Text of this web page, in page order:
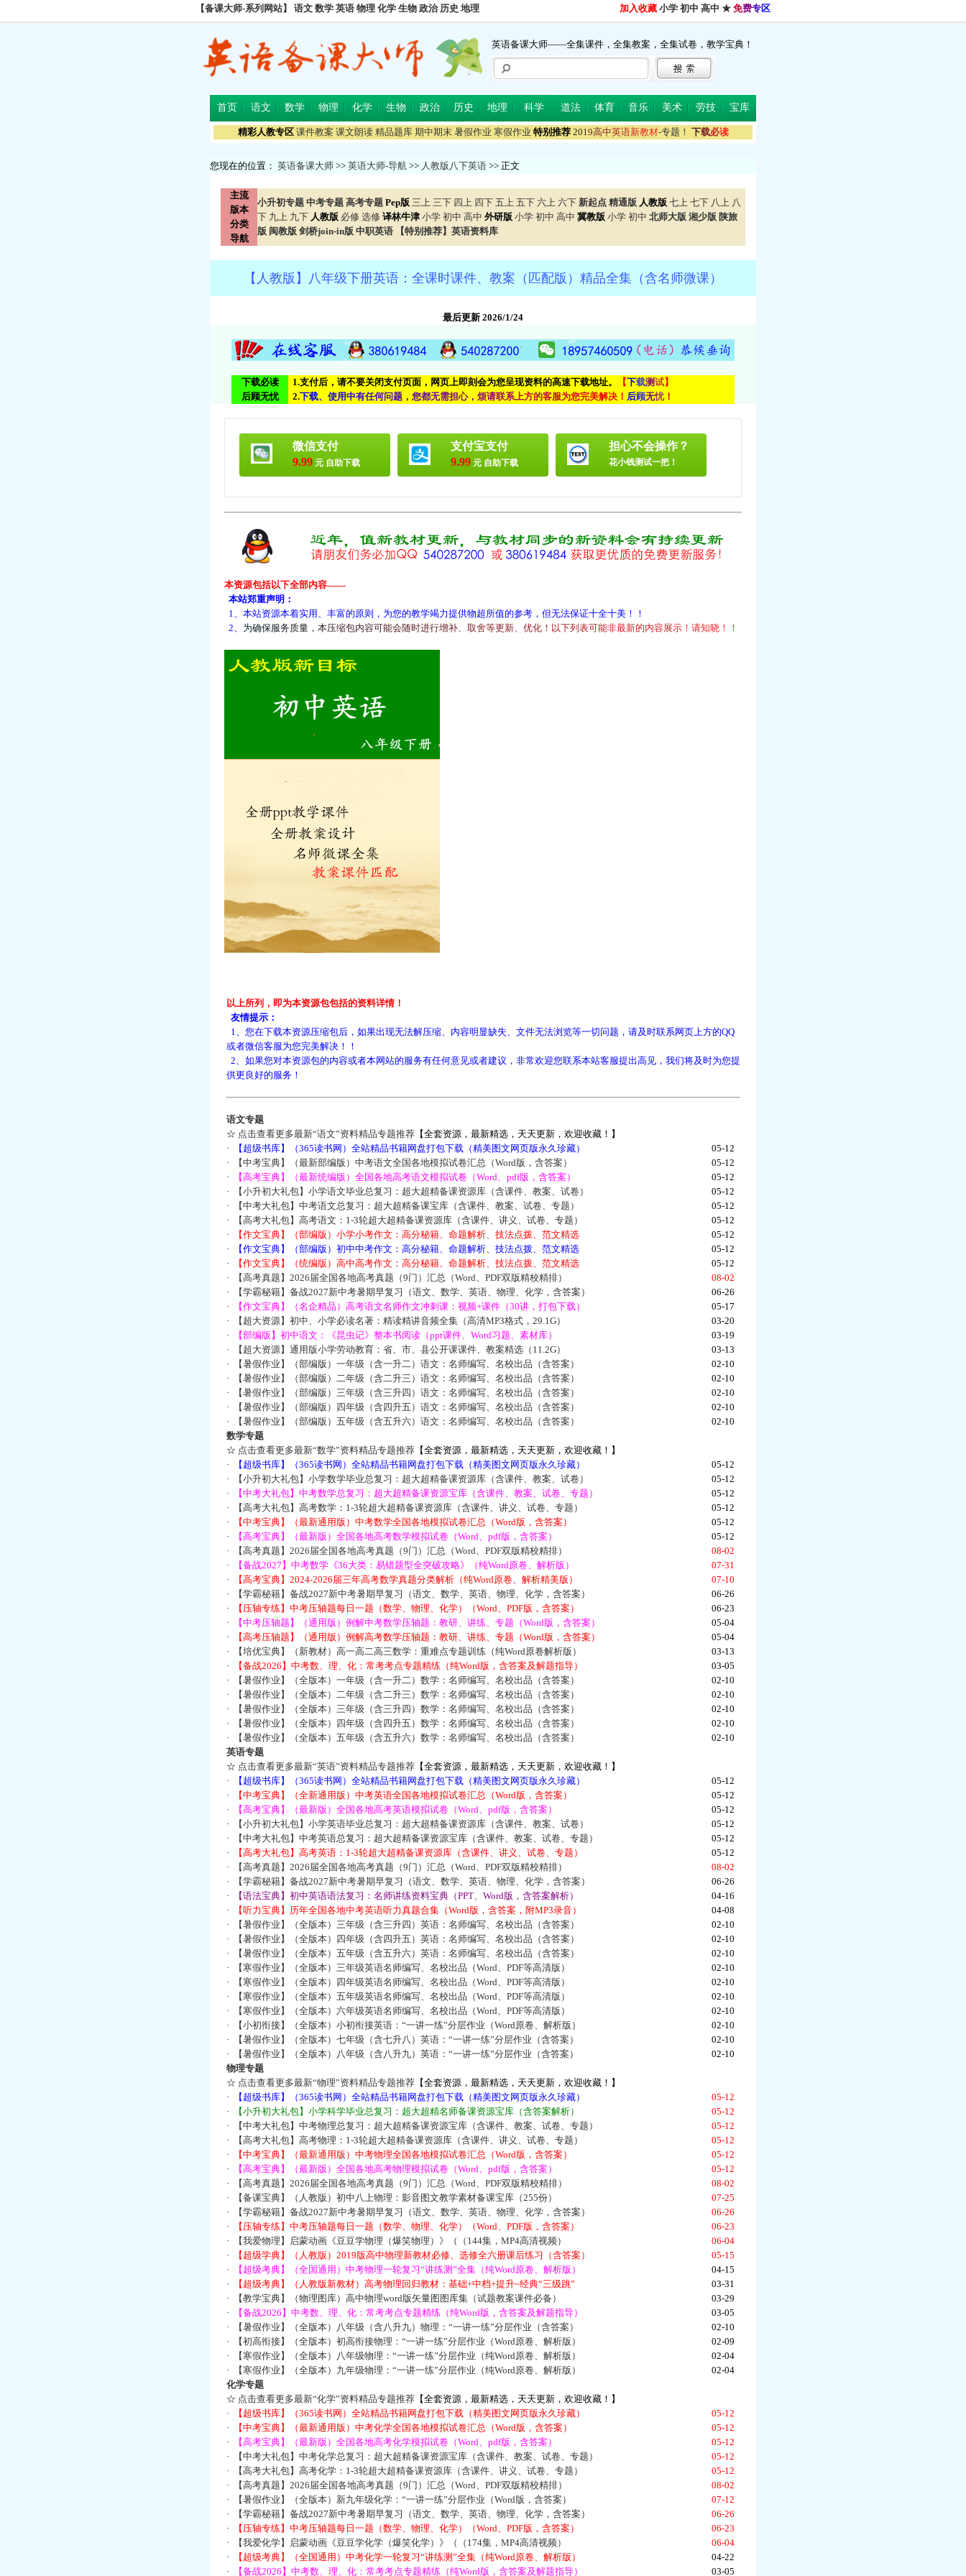
【备课大师-系列网站】 语文 数学 英语 物理 化学 生物 政治 历史 地理 加入收藏 小学 初中 高中 ★ 免费专区
英语备课大师——全集课件，全集教案，全集试卷，教学宝典！
首页 语文 数学 物理 化学 生物 政治 历史 地理 科学 道法 体育 音乐 美术 劳技 宝库
精彩人教专区 课件教案 课文朗读 精品题库 期中期末 暑假作业 寒假作业 特别推荐 2019高中英语新教材-专题！ 下载必读
您现在的位置： 英语备课大师 >> 英语大师-导航 >> 人教版八下英语 >> 正文
主流
版本
分类
导航
小升初专题 中考专题 高考专题 Pep版 三上 三下 四上 四下 五上 五下 六上 六下 新起点 精通版 人教版 七上 七下 八上 八
下 九上 九下 人教版 必修 选修 译林牛津 小学 初中 高中 外研版 小学 初中 高中 冀教版 小学 初中 北师大版 湘少版 陕旅
版 闽教版 剑桥join-in版 中职英语 【特别推荐】英语资料库
【人教版】八年级下册英语：全课时课件、教案（匹配版）精品全集（含名师微课）
最后更新 2026/1/24
下载必读
后顾无忧
1.支付后，请不要关闭支付页面，网页上即刻会为您呈现资料的高速下载地址。 【下载测试】
2.下载、 使用中有任何问题 ， 您都无需担心， 烦请联系上方的客服为您完美解决 ！ 后顾无忧！
微信支付
9.99 元 自助下载
支付宝支付
9.99 元 自助下载
担心不会操作？
花小钱测试一把！
本资源包括以下全部内容——
本站郑重声明：
1、本站资源本着实用、丰富的原则，为您的教学竭力提供物超所值的参考，但无法保证十全十美！！
2、 为确保服务质量 ， 本压缩包内容可能会随时进行增补、 取舍等更新、 优化 ！ 以下列 表可能非最新的内容展示 ！ 请知晓 ！ ！
以上所列，即为本资源包包括的资料详情！
友情提示：
1、您在下载本资源压缩包后，如果出现无法解压缩、内容明显缺失、文件无法浏览等一切问题，请及时联系网页上方的QQ
或者微信客服为您完美解决！！
2、如果您对本资源包的内容或者本网站的服务有任何意见或者建议，非常欢迎您联系本站客服提出高见，我们将及时为您提
供更良好的服务！
语文专题
☆ 点击查看更多最新“语文”资料精品专题推荐【全套资源，最新精选，天天更新，欢迎收藏！】
·
【超级书库】（365读书网）全站精品书籍网盘打包下载（精美图文网页版永久珍藏）
05-12
·
【中考宝典】（最新部编版）中考语文全国各地模拟试卷汇总（Word版，含答案）
05-12
·
【高考宝典】（最新统编版）全国各地高考语文模拟试卷（Word、pdf版，含答案）
05-12
·
【小升初大礼包】小学语文毕业总复习：超大超精备课资源库（含课件、教案、试卷）
05-12
·
【中考大礼包】中考语文总复习：超大超精备课宝库（含课件、教案、试卷、专题）
05-12
·
【高考大礼包】高考语文：1-3轮超大超精备课资源库（含课件、讲义、试卷、专题）
05-12
·
【作文宝典】（部编版）小学小考作文：高分秘籍、命题解析、技法点拨、范文精选
05-12
·
【作文宝典】（部编版）初中中考作文：高分秘籍、命题解析、技法点拨、范文精选
05-12
·
【作文宝典】（统编版）高中高考作文：高分秘籍、命题解析、技法点拨、范文精选
05-12
·
【高考真题】2026届全国各地高考真题（9门）汇总（Word、PDF双版精校精排）
08-02
·
【学霸秘籍】备战2027新中考暑期早复习（语文、数学、英语、物理、化学，含答案）
06-26
·
【作文宝典】（名企精品）高考语文名师作文冲刺课：视频+课件（30讲，打包下载）
05-17
·
【超大资源】初中、小学必读名著：精读精讲音频全集（高清MP3格式，29.1G）
03-20
·
【部编版】初中语文：《昆虫记》整本书阅读（ppt课件、Word习题、素材库）
03-19
·
【超大资源】通用版小学劳动教育：省、市、县公开课课件、教案精选（11.2G）
03-13
·
【暑假作业】（部编版）一年级（含一升二）语文：名师编写、名校出品（含答案）
02-10
·
【暑假作业】（部编版）二年级（含二升三）语文：名师编写、名校出品（含答案）
02-10
·
【暑假作业】（部编版）三年级（含三升四）语文：名师编写、名校出品（含答案）
02-10
·
【暑假作业】（部编版）四年级（含四升五）语文：名师编写、名校出品（含答案）
02-10
·
【暑假作业】（部编版）五年级（含五升六）语文：名师编写、名校出品（含答案）
02-10
数学专题
☆ 点击查看更多最新“数学”资料精品专题推荐【全套资源，最新精选，天天更新，欢迎收藏！】
·
【超级书库】（365读书网）全站精品书籍网盘打包下载（精美图文网页版永久珍藏）
05-12
·
【小升初大礼包】小学数学毕业总复习：超大超精备课资源库（含课件、教案、试卷）
05-12
·
【中考大礼包】中考数学总复习：超大超精备课资源宝库（含课件、教案、试卷、专题）
05-12
·
【高考大礼包】高考数学：1-3轮超大超精备课资源库（含课件、讲义、试卷、专题）
05-12
·
【中考宝典】（最新通用版）中考数学全国各地模拟试卷汇总（Word版，含答案）
05-12
·
【高考宝典】（最新版）全国各地高考数学模拟试卷（Word、pdf版，含答案）
05-12
·
【高考真题】2026届全国各地高考真题（9门）汇总（Word、PDF双版精校精排）
08-02
·
【备战2027】中考数学《36大类：易错题型全突破攻略》（纯Word原卷、解析版）
07-31
·
【高考宝典】2024-2026届三年高考数学真题分类解析（纯Word原卷、解析精美版）
07-10
·
【学霸秘籍】备战2027新中考暑期早复习（语文、数学、英语、物理、化学，含答案）
06-26
·
【压轴专练】中考压轴题每日一题（数学、物理、化学）（Word、PDF版，含答案）
06-23
·
【中考压轴题】（通用版）例解中考数学压轴题：教研、讲练、专题（Word版，含答案）
05-04
·
【高考压轴题】（通用版）例解高考数学压轴题：教研、讲练、专题（Word版，含答案）
05-04
·
【培优宝典】（新教材）高一高二高三数学：重难点专题训练（纯Word原卷解析版）
03-13
·
【备战2026】中考数、理、化：常考考点专题精练（纯Word版，含答案及解题指导）
03-05
·
【暑假作业】（全版本）一年级（含一升二）数学：名师编写、名校出品（含答案）
02-10
·
【暑假作业】（全版本）二年级（含二升三）数学：名师编写、名校出品（含答案）
02-10
·
【暑假作业】（全版本）三年级（含三升四）数学：名师编写、名校出品（含答案）
02-10
·
【暑假作业】（全版本）四年级（含四升五）数学：名师编写、名校出品（含答案）
02-10
·
【暑假作业】（全版本）五年级（含五升六）数学：名师编写、名校出品（含答案）
02-10
英语专题
☆ 点击查看更多最新“英语”资料精品专题推荐【全套资源，最新精选，天天更新，欢迎收藏！】
·
【超级书库】（365读书网）全站精品书籍网盘打包下载（精美图文网页版永久珍藏）
05-12
·
【中考宝典】（全新通用版）中考英语全国各地模拟试卷汇总（Word版，含答案）
05-12
·
【高考宝典】（最新版）全国各地高考英语模拟试卷（Word、pdf版，含答案）
05-12
·
【小升初大礼包】小学英语毕业总复习：超大超精备课资源库（含课件、教案、试卷）
05-12
·
【中考大礼包】中考英语总复习：超大超精备课资源宝库（含课件、教案、试卷、专题）
05-12
·
【高考大礼包】高考英语：1-3轮超大超精备课资源库（含课件、讲义、试卷、专题）
05-12
·
【高考真题】2026届全国各地高考真题（9门）汇总（Word、PDF双版精校精排）
08-02
·
【学霸秘籍】备战2027新中考暑期早复习（语文、数学、英语、物理、化学，含答案）
06-26
·
【语法宝典】初中英语语法复习：名师讲练资料宝典（PPT、Word版，含答案解析）
04-16
·
【听力宝典】历年全国各地中考英语听力真题合集（Word版，含答案，附MP3录音）
04-08
·
【暑假作业】（全版本）三年级（含三升四）英语：名师编写、名校出品（含答案）
02-10
·
【暑假作业】（全版本）四年级（含四升五）英语：名师编写、名校出品（含答案）
02-10
·
【暑假作业】（全版本）五年级（含五升六）英语：名师编写、名校出品（含答案）
02-10
·
【寒假作业】（全版本）三年级英语名师编写、名校出品（Word、PDF等高清版）
02-10
·
【寒假作业】（全版本）四年级英语名师编写、名校出品（Word、PDF等高清版）
02-10
·
【寒假作业】（全版本）五年级英语名师编写、名校出品（Word、PDF等高清版）
02-10
·
【寒假作业】（全版本）六年级英语名师编写、名校出品（Word、PDF等高清版）
02-10
·
【小初衔接】（全版本）小初衔接英语：“一讲一练”分层作业（Word原卷、解析版）
02-10
·
【暑假作业】（全版本）七年级（含七升八）英语：“一讲一练”分层作业（含答案）
02-10
·
【暑假作业】（全版本）八年级（含八升九）英语：“一讲一练”分层作业（含答案）
02-10
物理专题
☆ 点击查看更多最新“物理”资料精品专题推荐【全套资源，最新精选，天天更新，欢迎收藏！】
·
【超级书库】（365读书网）全站精品书籍网盘打包下载（精美图文网页版永久珍藏）
05-12
·
【小升初大礼包】小学科学毕业总复习：超大超精名师备课资源宝库（含答案解析）
05-12
·
【中考大礼包】中考物理总复习：超大超精备课资源宝库（含课件、教案、试卷、专题）
05-12
·
【高考大礼包】高考物理：1-3轮超大超精备课资源库（含课件、讲义、试卷、专题）
05-12
·
【中考宝典】（最新通用版）中考物理全国各地模拟试卷汇总（Word版，含答案）
05-12
·
【高考宝典】（最新版）全国各地高考物理模拟试卷（Word、pdf版，含答案）
05-12
·
【高考真题】2026届全国各地高考真题（9门）汇总（Word、PDF双版精校精排）
08-02
·
【备课宝典】（人教版）初中八上物理：影音图文教学素材备课宝库（255份）
07-25
·
【学霸秘籍】备战2027新中考暑期早复习（语文、数学、英语、物理、化学，含答案）
06-26
·
【压轴专练】中考压轴题每日一题（数学、物理、化学）（Word、PDF版，含答案）
06-23
·
【我爱物理】启蒙动画《豆豆学物理（爆笑物理）》（（144集，MP4高清视频）
06-04
·
【超级学典】（人教版）2019版高中物理新教材必修、选修全六册课后练习（含答案）
05-15
·
【超级考典】（全国通用）中考物理一轮复习“讲练测”全集（纯Word原卷、解析版）
04-15
·
【超级考典】（人教版新教材）高考物理回归教材：基础+中档+提升~经典“三级跳”
03-31
·
【教学宝典】（物理图库）高中物理word版矢量图图库集（试题教案课件必备）
03-29
·
【备战2026】中考数、理、化：常考考点专题精练（纯Word版，含答案及解题指导）
03-05
·
【暑假作业】（全版本）八年级（含八升九）物理：“一讲一练”分层作业（含答案）
02-10
·
【初高衔接】（全版本）初高衔接物理：“一讲一练”分层作业（Word原卷、解析版）
02-09
·
【寒假作业】（全版本）八年级物理：“一讲一练”分层作业（纯Word原卷、解析版）
02-04
·
【寒假作业】（全版本）九年级物理：“一讲一练”分层作业（纯Word原卷、解析版）
02-04
化学专题
☆ 点击查看更多最新“化学”资料精品专题推荐【全套资源，最新精选，天天更新，欢迎收藏！】
·
【超级书库】（365读书网）全站精品书籍网盘打包下载（精美图文网页版永久珍藏）
05-12
·
【中考宝典】（最新通用版）中考化学全国各地模拟试卷汇总（Word版，含答案）
05-12
·
【高考宝典】（最新版）全国各地高考化学模拟试卷（Word、pdf版，含答案）
05-12
·
【中考大礼包】中考化学总复习：超大超精备课资源宝库（含课件、教案、试卷、专题）
05-12
·
【高考大礼包】高考化学：1-3轮超大超精备课资源库（含课件、讲义、试卷、专题）
05-12
·
【高考真题】2026届全国各地高考真题（9门）汇总（Word、PDF双版精校精排）
08-02
·
【暑假作业】（全版本）新九年级化学：“一讲一练”分层作业（Word版，含答案）
07-12
·
【学霸秘籍】备战2027新中考暑期早复习（语文、数学、英语、物理、化学，含答案）
06-26
·
【压轴专练】中考压轴题每日一题（数学、物理、化学）（Word、PDF版，含答案）
06-23
·
【我爱化学】启蒙动画《豆豆学化学（爆笑化学）》（（174集，MP4高清视频）
06-04
·
【超级考典】（全国通用）中考化学一轮复习“讲练测”全集（纯Word原卷、解析版）
04-22
·
【备战2026】中考数、理、化：常考考点专题精练（纯Word版，含答案及解题指导） 03-05